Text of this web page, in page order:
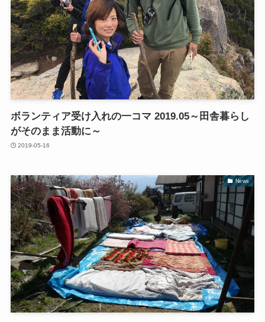
ボランティア受け入れの一コマ 2019.05～田舎暮らし
がそのまま活動に～
2019-05-16
News